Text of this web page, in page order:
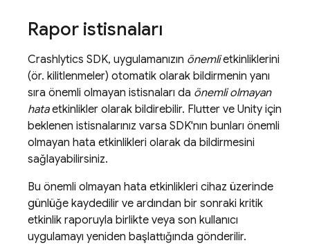
Rapor istisnaları
Crashlytics SDK, uygulamanızın önemlietkinliklerini
(ör. kilitlenmeler) otomatik olarak bildirmenin yanı
sıra önemli olmayan istisnaları da önemli olmayan
hataetkinlikler olarak bildirebilir. Flutter ve Unity için
beklenen istisnalarınız varsa SDK'nın bunları önemli
olmayan hata etkinlikleri olarak da bildirmesini
sağlayabilirsiniz.
Bu önemli olmayan hata etkinlikleri cihaz üzerinde
günlüğe kaydedilir ve ardından bir sonraki kritik
etkinlik raporuyla birlikte veya son kullanıcı
uygulamayı yeniden başlattığında gönderilir.